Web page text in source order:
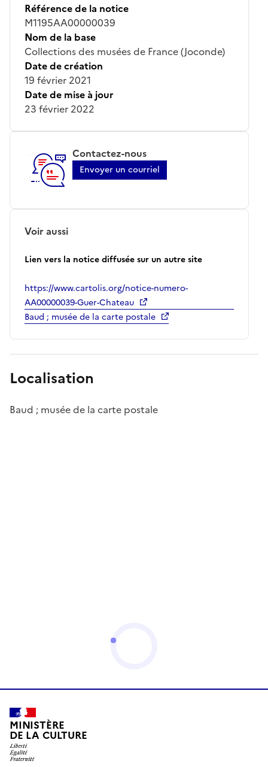
Référence de la notice
M1195AA00000039
Nom de la base
Collections des musées de France (Joconde)
Date de création
19 février 2021
Date de mise à jour
23 février 2022
Contactez-nous
Envoyer un courriel
Voir aussi
Lien vers la notice diffusée sur un autre site
https://www.cartolis.org/notice-numero-
AA00000039-Guer-Chateau
Baud ; musée de la carte postale
Localisation
Baud ; musée de la carte postale
MINISTÈRE
DE LA CULTURE